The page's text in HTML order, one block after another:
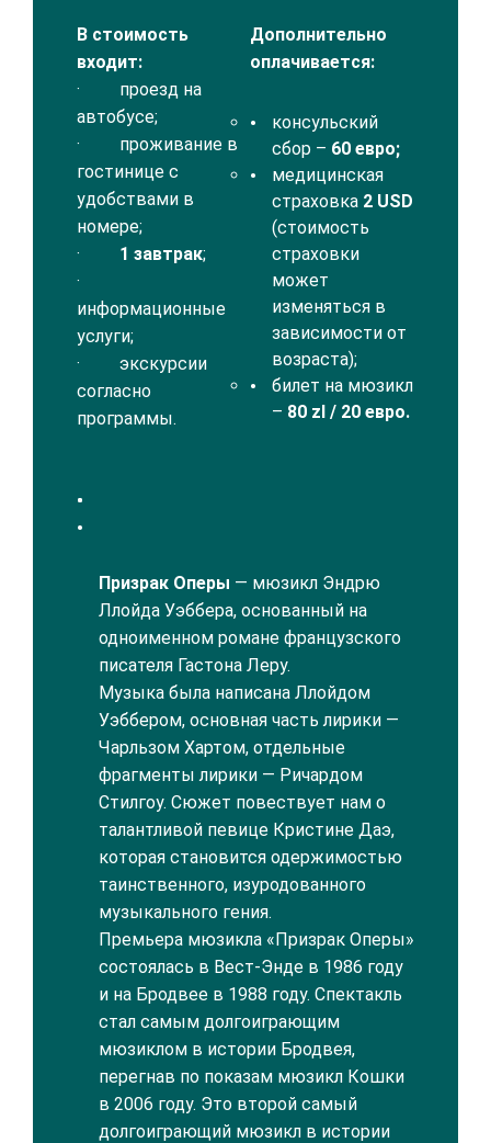
В стоимость
входит:
Дополнительно
оплачивается:
· проезд на
автобусе;
· проживание в
гостинице с
удобствами в
номере;
· 1 завтрак;
·
информационные
услуги;
· экскурсии
согласно
программы.
консульский
сбор – 60 евро;
медицинская
страховка 2 USD
(стоимость
страховки
может
изменяться в
зависимости от
возраста);
билет на мюзикл
– 80 zl / 20 евро.
Призрак Оперы — мюзикл Эндрю
Ллойда Уэббера, основанный на
одноименном романе французского
писателя Гастона Леру.
Музыка была написана Ллойдом
Уэббером, основная часть лирики —
Чарльзом Хартом, отдельные
фрагменты лирики — Ричардом
Стилгоу. Сюжет повествует нам о
талантливой певице Кристине Даэ,
которая становится одержимостью
таинственного, изуродованного
музыкального гения.
Премьера мюзикла «Призрак Оперы»
состоялась в Вест-Энде в 1986 году
и на Бродвее в 1988 году. Спектакль
стал самым долгоиграющим
мюзиклом в истории Бродвея,
перегнав по показам мюзикл Кошки
в 2006 году. Это второй самый
долгоиграющий мюзикл в истории